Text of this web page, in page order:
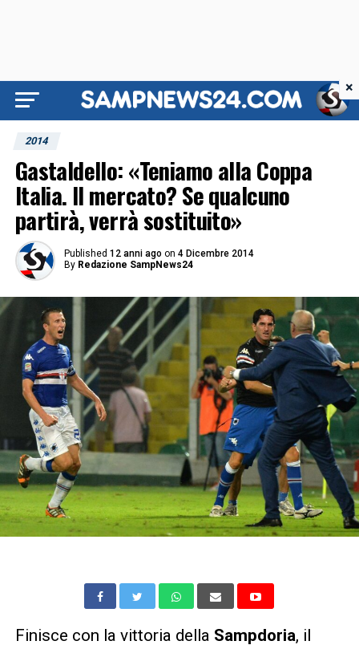
2014
Gastaldello: «Teniamo alla Coppa
Italia. Il mercato? Se qualcuno
partirà, verrà sostituito»
Published 12 anni ago on 4 Dicembre 2014
By Redazione SampNews24
Finisce con la vittoria della Sampdoria, il
×